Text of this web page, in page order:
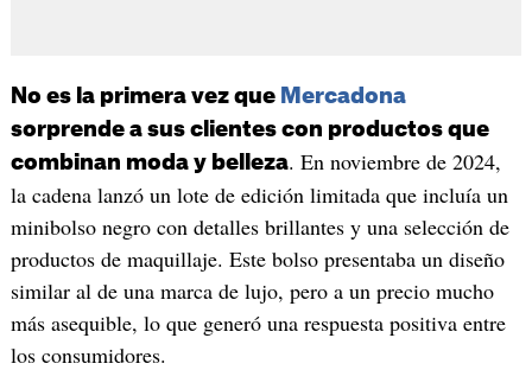
No es la primera vez que Mercadona
sorprende a sus clientes con productos que
combinan moda y belleza. En noviembre de 2024,
la cadena lanzó un lote de edición limitada que incluía un
minibolso negro con detalles brillantes y una selección de
productos de maquillaje. Este bolso presentaba un diseño
similar al de una marca de lujo, pero a un precio mucho
más asequible, lo que generó una respuesta positiva entre
los consumidores.